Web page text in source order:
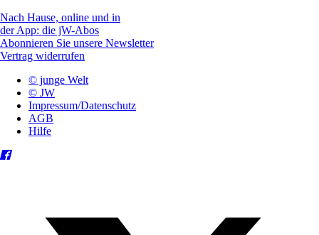
Nach Hause, online und in
der App: die jW-Abos
Abonnieren Sie unsere Newsletter
Vertrag widerrufen
© junge Welt
© JW
Impressum/Datenschutz
AGB
Hilfe